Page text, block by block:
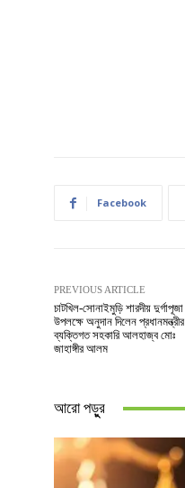
Facebook
PREVIOUS ARTICLE
চাটখিল-সোনাইমুড়ি শারদীয় দুর্গাপূজা
উপলক্ষে অনুদান দিলেন প্রধানমন্ত্রীর
ব্যক্তিগত সহকারি আলহাজ্ব মোঃ
জাহাঙ্গীর আলম
আরো পড়ুুর